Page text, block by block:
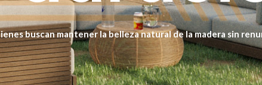
buscan mantener la belleza natural de la madera sin
en la madera, protegiéndola desde el interior y evitando
superficie de madera expuesta al exterior.